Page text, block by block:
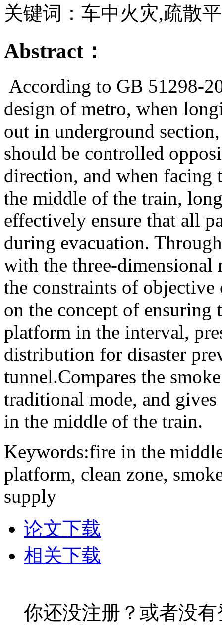
关键词：车中火灾,疏散
Abstract：
According to GB 51298-
design of metro, when
out in underground
should be controlled
direction, and when facing
the middle of the train,
effectively ensure that all
during evacuation.
with the three-
the constraints of
on the concept of ensuring
platform in the interval,
distribution for disaster
tunnel.Compares the
traditional mode, and
in the middle of the train.
Keywords:fire in the
platform, clean zone,
supply
论文下载
相关下载
你还没注册？或者没有